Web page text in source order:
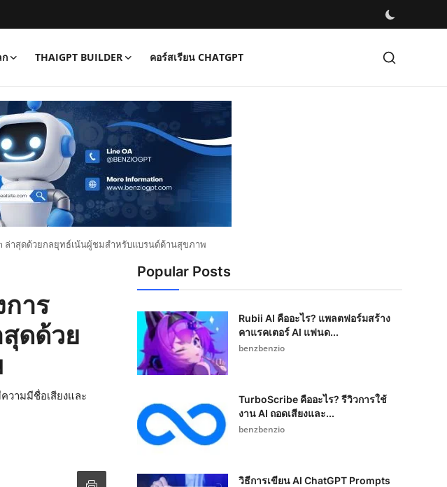
THAIGPT BUILDER คอร์สเรียน CHATGPT
ล่าสุดด้วยกลยุทธ์เน้นผู้ชมสำหรับแบรนด์ด้านสุขภาพ
าร
ดด้วย
วามมีชื่อเสียงและ
Popular Posts
Rubii AI คืออะไร? แพลตฟอร์มสร้าง
คาแรคเตอร์ AI แฟนด...
benzbenzio
TurboScribe คืออะไร? รีวิวการใช้
งาน AI ถอดเสียงและ...
benzbenzio
วิธีการเขียน AI ChatGPT Prompts